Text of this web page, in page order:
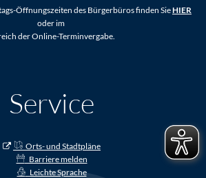
Öffnungszeiten des Bürgerbüros finden SieHIER
oder im
der Online-Terminvergabe.
Service
Orts- und Stadtpläne
Barriere melden
Leichte Sprache